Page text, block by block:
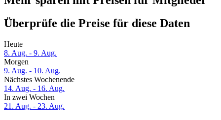
Überprüfe die Preise für diese Daten
Heute
8. Aug. - 9. Aug.
Morgen
9. Aug. - 10. Aug.
Nächstes Wochenende
14. Aug. - 16. Aug.
In zwei Wochen
21. Aug. - 23. Aug.